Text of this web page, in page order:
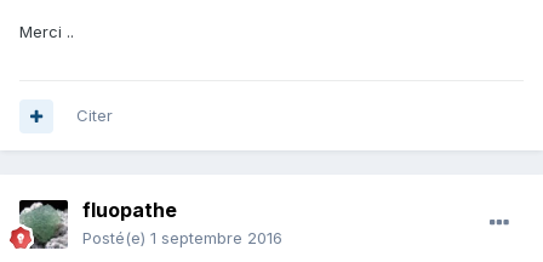
Merci ..
Citer
fluopathe
Posté(e) 1 septembre 2016